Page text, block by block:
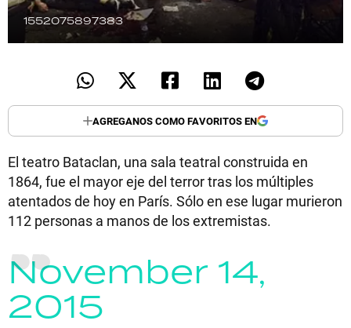
1552075897383
AGREGANOS COMO FAVORITOS EN
El teatro Bataclan, una sala teatral construida en
1864, fue el mayor eje del terror tras los múltiples
atentados de hoy en París. Sólo en ese lugar murieron
112 personas a manos de los extremistas.
November 14,
2015
Seguinos